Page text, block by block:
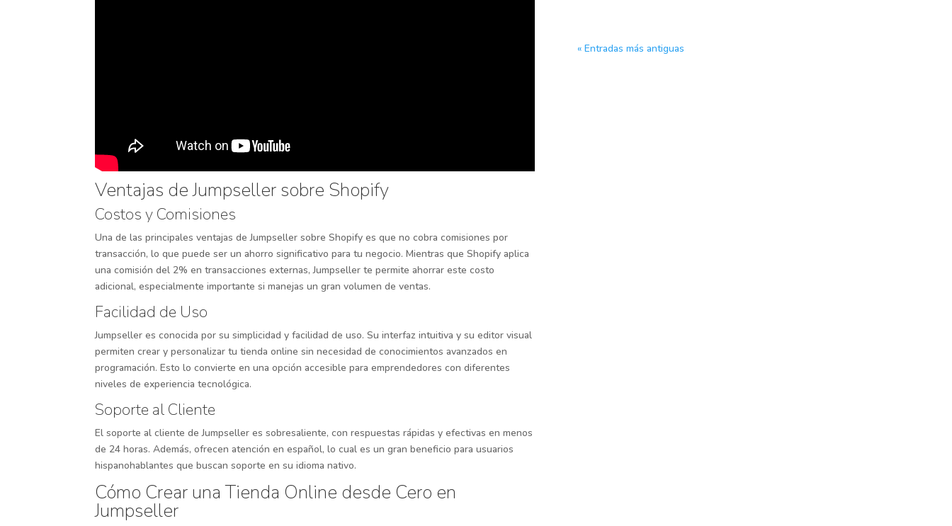
Ventajas de Jumpseller sobre Shopify
Costos y Comisiones
Una de las principales ventajas de Jumpseller sobre Shopify es que no cobra comisiones por
transacción, lo que puede ser un ahorro significativo para tu negocio. Mientras que Shopify aplica
una comisión del 2% en transacciones externas, Jumpseller te permite ahorrar este costo
adicional, especialmente importante si manejas un gran volumen de ventas.
Facilidad de Uso
Jumpseller es conocida por su simplicidad y facilidad de uso. Su interfaz intuitiva y su editor visual
permiten crear y personalizar tu tienda online sin necesidad de conocimientos avanzados en
programación. Esto lo convierte en una opción accesible para emprendedores con diferentes
niveles de experiencia tecnológica.
Soporte al Cliente
El soporte al cliente de Jumpseller es sobresaliente, con respuestas rápidas y efectivas en menos
de 24 horas. Además, ofrecen atención en español, lo cual es un gran beneficio para usuarios
hispanohablantes que buscan soporte en su idioma nativo.
Cómo Crear una Tienda Online desde Cero en
Jumpseller
« Entradas más antiguas